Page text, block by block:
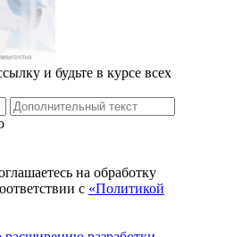
и будьте в курсе всех
на обработку
с «Политикой